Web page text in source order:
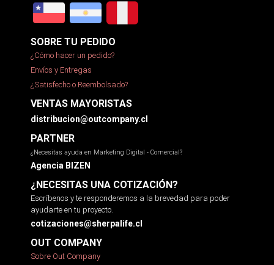
SOBRE TU PEDIDO
¿Cómo hacer un pedido?
Envíos y Entregas
¿Satisfecho o Reembolsado?
VENTAS MAYORISTAS
distribucion@outcompany.cl
PARTNER
¿Necesitas ayuda en Marketing Digital - Comercial?
Agencia BIZEN
¿NECESITAS UNA COTIZACIÓN?
Escríbenos y te responderemos a la brevedad para poder
ayudarte en tu proyecto.
cotizaciones@sherpalife.cl
OUT COMPANY
Sobre Out Company